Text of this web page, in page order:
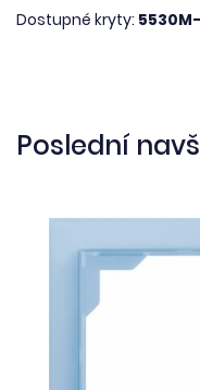
Dostupné kryty:
Poslední